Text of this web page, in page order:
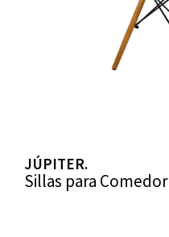
JÚPITER.
Sillas para Comedor